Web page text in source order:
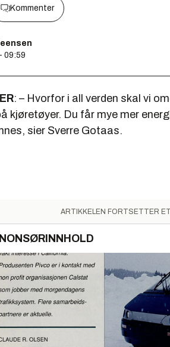
Kommenter
09:59
: – Hvorfor i all verden skal vi
kjøretøyer. Du får mye mer
sier Sverre Gotaas.
ARTIKKELEN FORTSETTER